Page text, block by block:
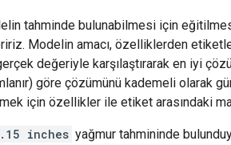
tahminde bulunabilmesi için
Modelin amacı, özelliklerden
değeriyle karşılaştırarak en iyi
göre çözümünü kademeli
için özellikler ile etiket arasındaki
inches yağmur tahmininde